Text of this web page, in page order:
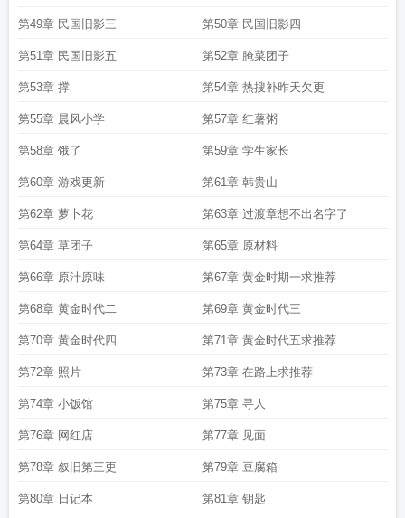
第49章 民国旧影三 第50章 民国旧影四
第51章 民国旧影五 第52章 腌菜团子
第53章 撑 第54章 热搜补昨天欠更
第55章 晨风小学 第57章 红薯粥
第58章 饿了 第59章 学生家长
第60章 游戏更新 第61章 韩贵山
第62章 萝卜花 第63章 过渡章想不出名字了
第64章 草团子 第65章 原材料
第66章 原汁原味 第67章 黄金时期一求推荐
第68章 黄金时代二 第69章 黄金时代三
第70章 黄金时代四 第71章 黄金时代五求推荐
第72章 照片 第73章 在路上求推荐
第74章 小饭馆 第75章 寻人
第76章 网红店 第77章 见面
第78章 叙旧第三更 第79章 豆腐箱
第80章 日记本 第81章 钥匙